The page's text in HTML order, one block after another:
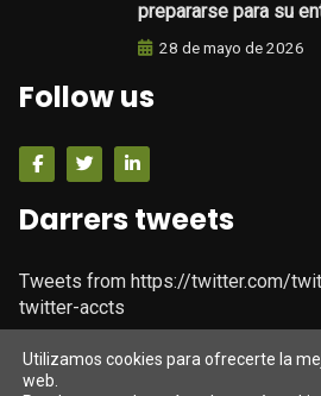
prepararse para su
28 de mayo de 2026
Follow us
Darrers tweets
Tweets from https://twitter.com/
twitter-accts
Utilizamos cookies para ofrecerte la
web.